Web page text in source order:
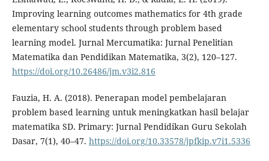
Improving learning outcomes mathematics for 4th grade
elementary school students through problem based
learning model. Jurnal Mercumatika: Jurnal Penelitian
Matematika dan Pendidikan Matematika, 3(2), 120–127.
https://doi.org/10.26486/jm.v3i2.816
Fauzia, H. A. (2018). Penerapan model pembelajaran
problem based learning untuk meningkatkan hasil belajar
matematika SD. Primary: Jurnal Pendidikan Guru Sekolah
Dasar, 7(1), 40–47. https://doi.org/10.33578/jpfkip.v7i1.5336